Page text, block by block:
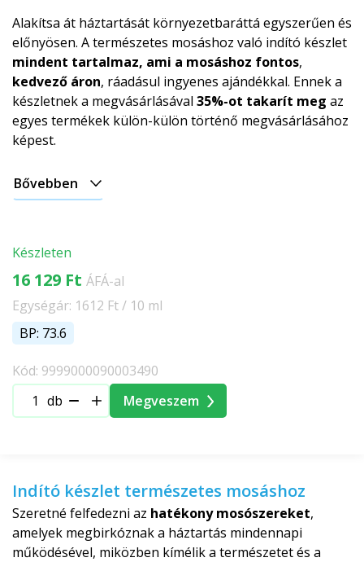
Alakítsa át háztartását környezetbaráttá egyszerűen és
előnyösen. A természetes mosáshoz való indító készlet
mindent tartalmaz, ami a mosáshoz fontos,
kedvező áron, ráadásul ingyenes ajándékkal. Ennek a
készletnek a megvásárlásával 35%-ot takarít meg az
egyes termékek külön-külön történő megvásárlásához
képest.
Bővebben
Készleten
16 129 Ft ÁFÁ-al
Egységár: 1612 Ft / 10 ml
BP: 73.6
Kód: 9999000090003490
db
Megveszem
Indító készlet természetes mosáshoz
Szeretné felfedezni az hatékony mosószereket,
amelyek megbirkóznak a háztartás mindennapi
működésével, miközben kímélik a természetet és a